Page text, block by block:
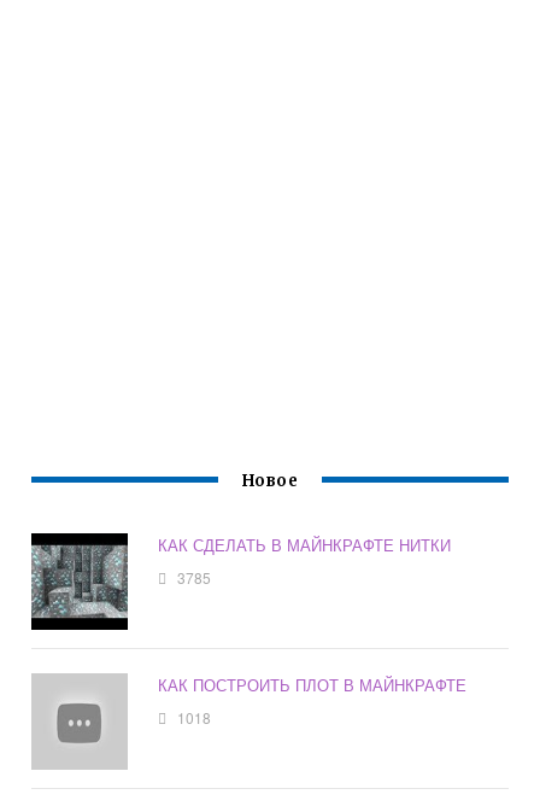
Новое
КАК СДЕЛАТЬ В МАЙНКРАФТЕ НИТКИ
3785
КАК ПОСТРОИТЬ ПЛОТ В МАЙНКРАФТЕ
1018